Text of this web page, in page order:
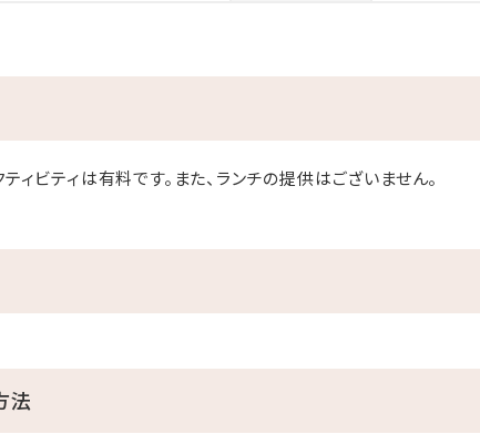
ィビティは有料です。また、ランチの提供はございません。
法